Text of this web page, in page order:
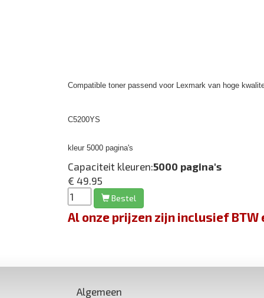
Compatible toner passend voor Lexmark van hoge
C5200YS
kleur 5000 pagina's
Capaciteit kleuren:5000 pagina's
€ 49.95
Bestel
Al onze prijzen zijn inclusief
Algemeen